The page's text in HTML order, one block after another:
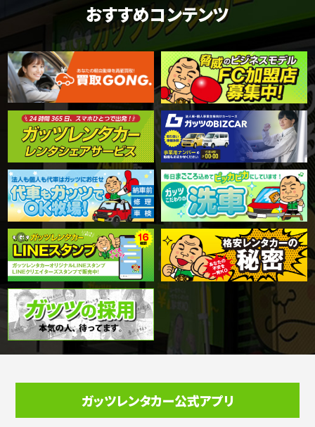
おすすめコンテンツ
ガッツレンタカー公式アプリ